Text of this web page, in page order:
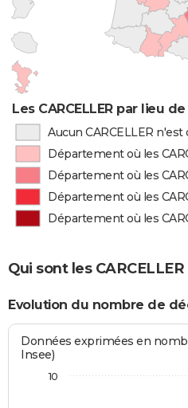
Les CARCELLER par lieu
Aucun CARCELLER
Département où les
Département où les
Département où les
Département où les
Qui sont les
Evolution du nombre de
Données exprimées en
Insee)
10